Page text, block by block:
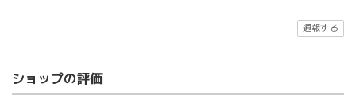
通報する
ショップの評価